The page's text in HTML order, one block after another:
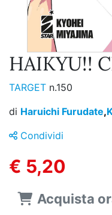
HAIKYU!!
TARGET n.150
di Haruichi Furudate,
Condividi
€ 5,20
Acquista